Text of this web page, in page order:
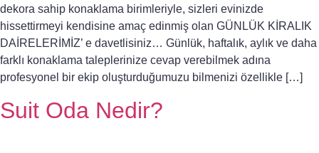
dekora sahip konaklama birimleriyle, sizleri evinizde
hissettirmeyi kendisine amaç edinmiş olan GÜNLÜK KİRALIK
DAİRELERİMİZ’ e davetlisiniz… Günlük, haftalık, aylık ve daha
farklı konaklama taleplerinize cevap verebilmek adına
profesyonel bir ekip oluşturduğumuzu bilmenizi özellikle […]
Suit Oda Nedir?